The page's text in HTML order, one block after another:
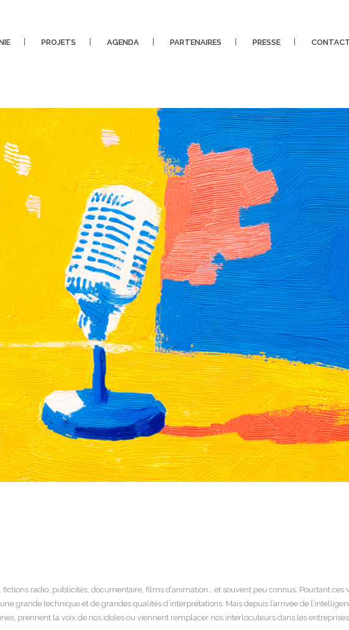
PROJETS AGENDA PARTENAIRES PRESSE
radio, publicités, documentaire, films d’animation… et souvent peu connus. Pourtant ces
grande technique et de grandes qualités d’interprétations. Mais depuis l’arrivée de
prennent la voix de nos idoles ou viennent remplacer nos interlocuteurs dans les